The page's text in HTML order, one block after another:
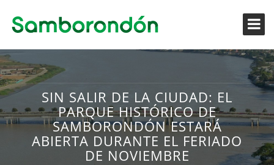
SIN SALIR DE LA CIUDAD: EL
PARQUE HISTÓRICO DE
SAMBORONDÓN ESTARÁ
ABIERTA DURANTE EL FERIADO
DE NOVIEMBRE